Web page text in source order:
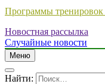
Программы тренировок
Новостная рассылка
Случайные новости
Меню
Найти: